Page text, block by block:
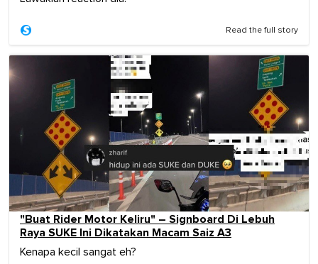
Read the full story
"Buat Rider Motor Keliru" – Signboard Di Lebuh
Raya SUKE Ini Dikatakan Macam Saiz A3
Kenapa kecil sangat eh?